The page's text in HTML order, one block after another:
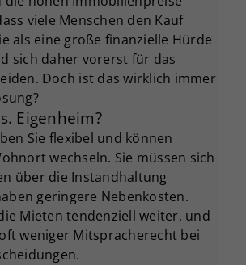
viele Menschen den Kauf
als eine große finanzielle Hürde
sich daher vorerst für das
Doch ist das wirklich immer
Eigenheim?
Sie flexibel und können
wechseln. Sie müssen sich
über die Instandhaltung
geringere Nebenkosten.
Mieten tendenziell weiter, und
weniger Mitspracherecht bei